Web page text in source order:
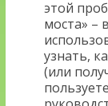
этой
моста» –
узнать,
(или